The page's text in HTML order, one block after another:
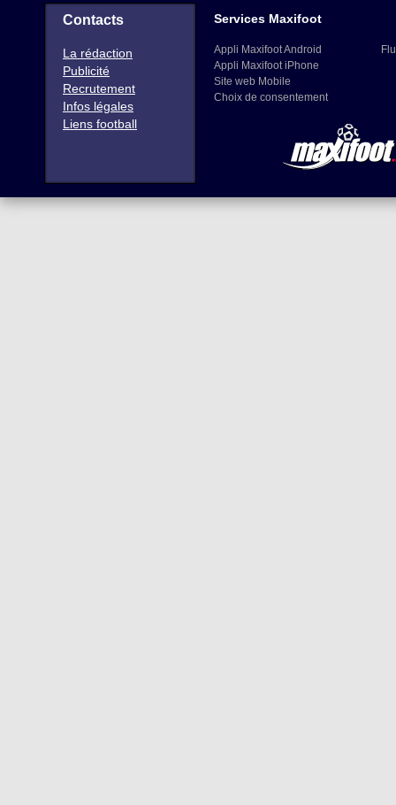
Contacts
La rédaction
Publicité
Recrutement
Infos légales
Liens football
Services Maxifoot
Appli Maxifoot Android
Appli Maxifoot iPhone
Site web Mobile
Choix de consentement